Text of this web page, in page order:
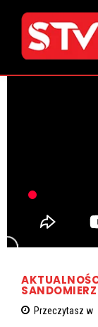
SANDOMIERZ
Przeczytasz w